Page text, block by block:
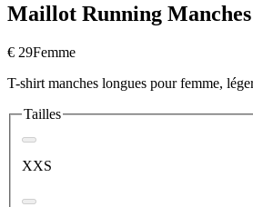
Maillot Running
€ 29Femme
T-shirt manches longues pour femme,
Tailles
XXS